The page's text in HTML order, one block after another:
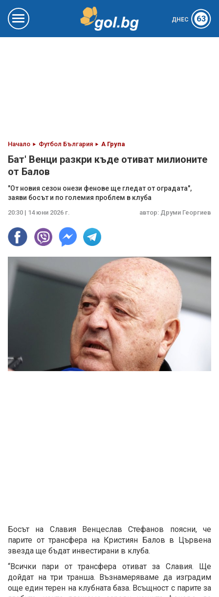
ДНЕС 63
Начало Футбол България А Група
Бат' Венци разкри къде отиват милионите
от Балов
"От новия сезон онези фенове ще гледат от оградата",
заяви босът и по големия проблем в клуба
20:30 | 14 юни 2026 г. автор: Друми Георгиев
Босът на Славия Венцеслав Стефанов поясни, че
парите от трансфера на Кристиян Балов в Цървена
звезда ще бъдат инвестирани в клуба.
“Всички пари от трансфера отиват за Славия. Ще
дойдат на три транша. Възнамеряваме да изградим
още един терен на клубната база. Всъщност с парите за